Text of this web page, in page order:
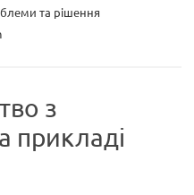
та рішення
з
прикладі